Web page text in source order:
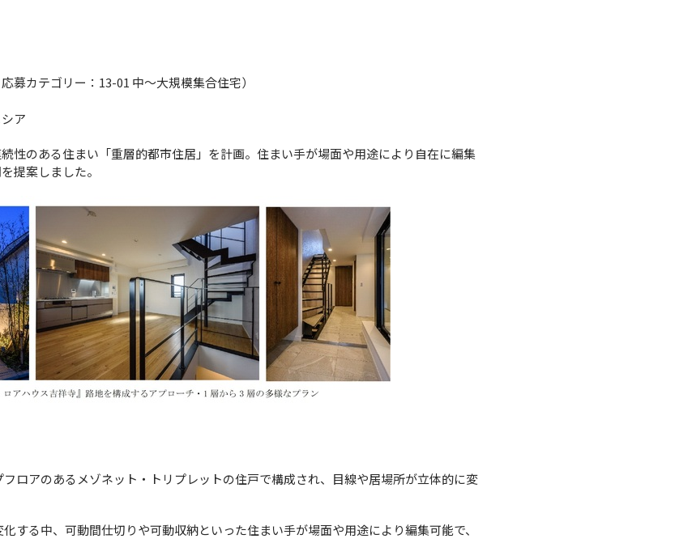
募カテゴリー：13-01 中～大規模集合住宅）
ア
性のある住まい「重層的都市住居」を計画。住まい手が場面や用途により自在に編集
提案しました。
ロアのあるメゾネット・トリプレットの住戸で構成され、目線や居場所が立体的に変
する中、可動間仕切りや可動収納といった住まい手が場面や用途により編集可能で、